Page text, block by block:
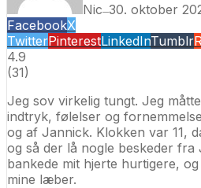
Nic—30. oktober
FacebookX
TwitterPinterestLinkedInTumblr
4.9
(31)
Jeg sov virkelig tungt. Jeg
indtryk, følelser og
og af Jannick. Klokken var 11,
og så der lå nogle beskeder fra
bankede mit hjerte hurtigere,
mine læber.